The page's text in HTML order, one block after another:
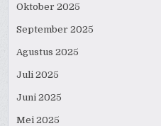
Oktober 2025
September 2025
Agustus 2025
Juli 2025
Juni 2025
Mei 2025